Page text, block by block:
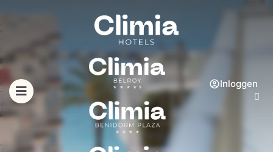
Inloggen